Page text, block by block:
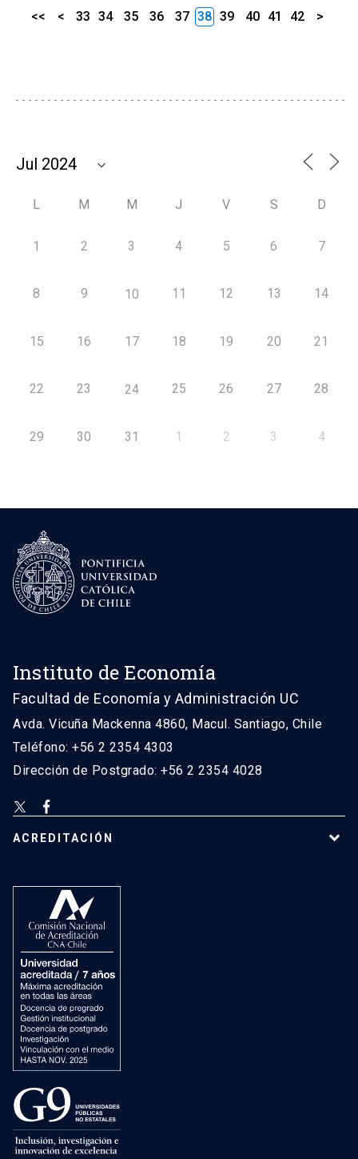
<< < 33 34 35 36 37 38 39 40 41 42 >
L M M J V S D
1 2 3 4 5 6 7
8 9 10 11 12 13 14
15 16 17 18 19 20 21
22 23 24 25 26 27 28
29 30 31 1 2 3 4
Instituto de Economía
Facultad de Economía y Administración UC
Avda. Vicuña Mackenna 4860, Macul. Santiago, Chile
Teléfono: +56 2 2354 4303
Dirección de Postgrado: +56 2 2354 4028
ACREDITACIÓN